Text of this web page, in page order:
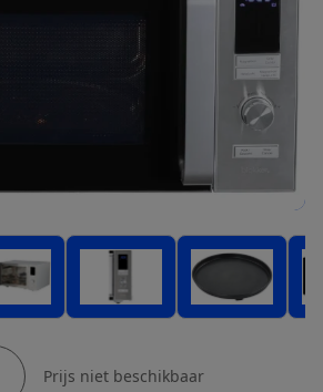
Prijs niet beschikbaar